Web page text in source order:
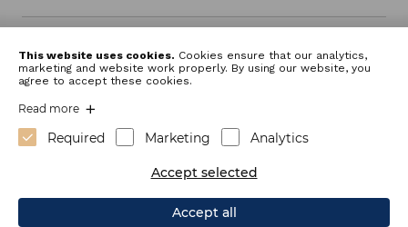
This website uses cookies. Cookies ensure that our analytics,
marketing and website work properly. By using our website, you
agree to accept these cookies.
Read more
Required Marketing Analytics
Accept selected
Accept all